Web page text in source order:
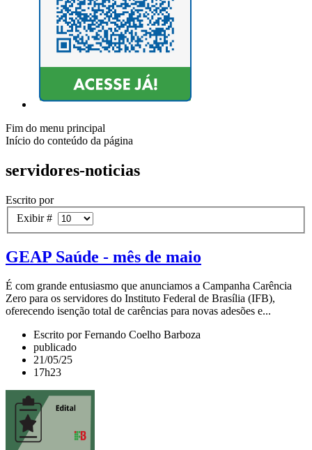
Fim do menu principal
Início do conteúdo da página
servidores-noticias
Escrito por
Exibir #
GEAP Saúde - mês de maio
É com grande entusiasmo que anunciamos a Campanha Carência
Zero para os servidores do Instituto Federal de Brasília (IFB),
oferecendo isenção total de carências para novas adesões e...
Escrito por Fernando Coelho Barboza
publicado
21/05/25
17h23